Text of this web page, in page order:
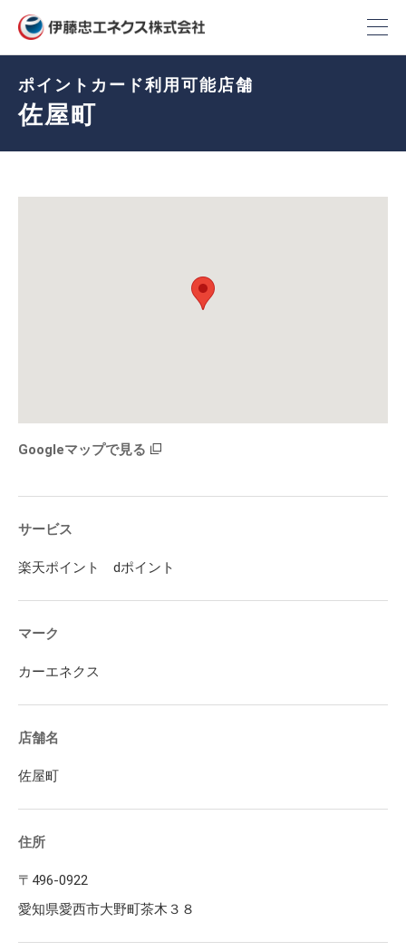
ポイントカード利用可能店舗
佐屋町
Googleマップで見る
サービス
楽天ポイント dポイント
マーク
カーエネクス
店舗名
佐屋町
住所
〒496-0922
愛知県愛西市大野町茶木３８